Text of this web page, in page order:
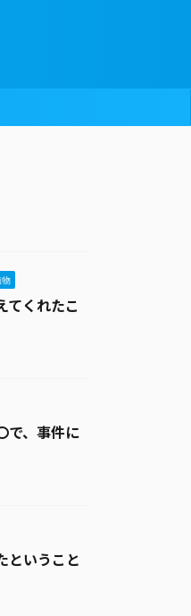
てくれたこ
で、事件に
ということ